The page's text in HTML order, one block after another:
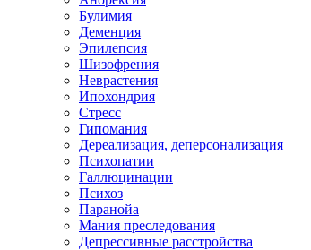
Булимия
Деменция
Эпилепсия
Шизофрения
Неврастения
Ипохондрия
Стресс
Гипомания
Дереализация, деперсонализация
Психопатии
Галлюцинации
Психоз
Паранойа
Мания преследования
Депрессивные расстройства